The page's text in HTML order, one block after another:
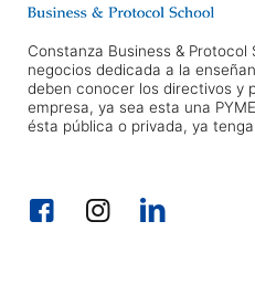
Constanza Business &
negocios dedicada a la
deben conocer los directivos y
empresa, ya sea esta una
ésta pública o privada, ya